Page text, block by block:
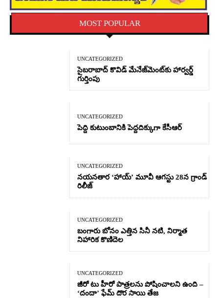
MOST POPULAR
UNCATEGORIZED
సైబరాబాద్‌ కొవిడ్‌ మేనేజ్‌మెంట్‌కు హార్వర్డ్‌
గుర్తింపు
UNCATEGORIZED
పెద్ది కుటుంబానికి పెద్దదిక్కుగా కేసీఆర్
UNCATEGORIZED
నయనతార ‘హాయ్’ మూవీ ఆగస్టు 28న గ్రాండ్
రిలీజ్
UNCATEGORIZED
బంగారు బోనం ఎత్తిన సినీ నటి, నిర్మాత
నిహారిక కొణిదెల
UNCATEGORIZED
జీరో టు హీరో పాత్రలను పోషించాలని ఉంది –
‘దందా’ ఫేమ్ దొర సాయి తేజ